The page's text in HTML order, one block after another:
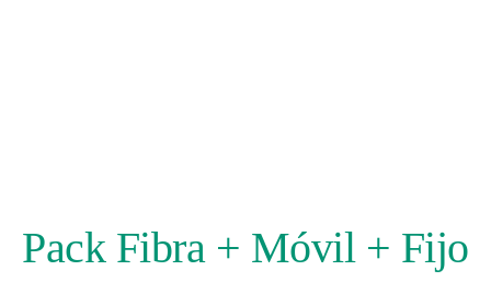
Pack Fibra + Móvil + Fijo